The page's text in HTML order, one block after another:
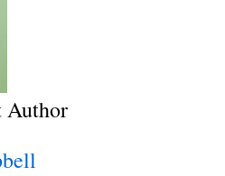
Author